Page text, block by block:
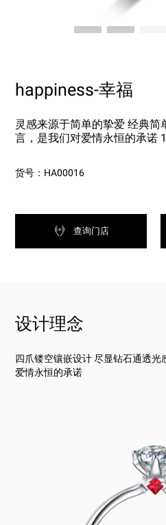
happiness-幸福
灵感来源于简单的挚爱 经典
言，是我们对爱情永恒的承诺
货号：HA00016
查询门店
设计理念
四爪镂空镶嵌设计 尽显钻石通透光
爱情永恒的承诺